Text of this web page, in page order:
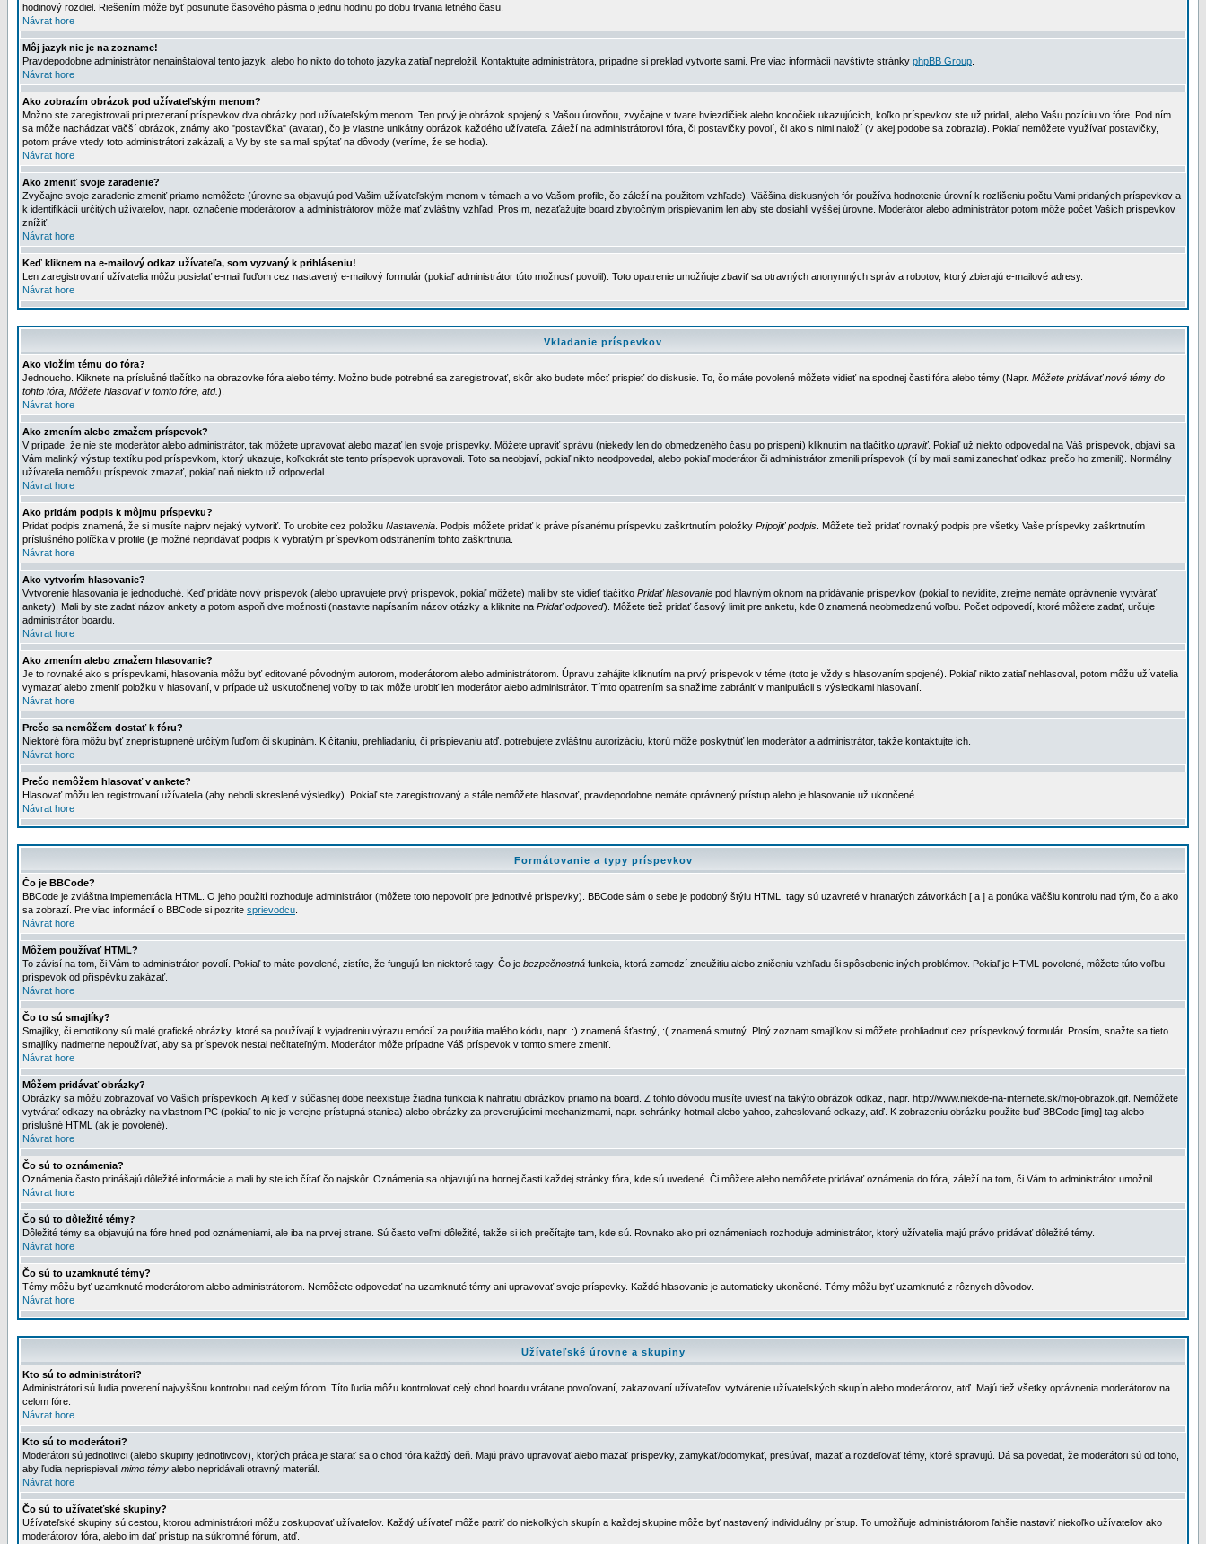
hodinový rozdiel. Riešením môže byť posunutie časového pásma o jednu hodinu po dobu trvania letného času.
Návrat hore
Môj jazyk nie je na zozname!
Pravdepodobne administrátor nenainštaloval tento jazyk, alebo ho nikto do tohoto jazyka zatiaľ nepreložil. Kontaktujte administrátora, prípadne si preklad vytvorte sami. Pre viac informácií navštívte stránky phpBB Group
Návrat hore
Ako zobrazím obrázok pod užívateľským menom?
Možno ste zaregistrovali pri prezeraní príspevkov dva obrázky pod užívateľským menom. Ten prvý je obrázok spojený s Vašou úrovňou, zvyčajne v tvare hviezdičiek alebo kocočiek ukazujúcich, koľko príspevkov ste už pridali, alebo Vašu pozíciu vo fóre. Pod ním
sa môže nachádzať väčší obrázok, známy ako "postavička" (avatar), čo je vlastne unikátny obrázok každého užívateľa. Záleží na administrátorovi fóra, či postavičky povolí, či ako s nimi naloží (v akej podobe sa zobrazia). Pokiaľ nemôžete využívať postavičky,
potom práve vtedy toto administrátori zakázali, a Vy by ste sa mali spýtať na dôvody (veríme, že se hodia).
Návrat hore
Ako zmeniť svoje zaradenie?
Zvyčajne svoje zaradenie zmeniť priamo nemôžete (úrovne sa objavujú pod Vašim užívateľským menom v témach a vo Vašom profile, čo záleží na použitom vzhľade). Väčšina diskusných fór používa hodnotenie úrovní k rozlíšeniu počtu Vami pridaných príspevkov a
k identifikácií určitých užívateľov, napr. označenie moderátorov a administrátorov môže mať zvláštny vzhľad. Prosím, nezaťažujte board zbytočným prispievaním len aby ste dosiahli vyššej úrovne. Moderátor alebo administrátor potom môže počet Vašich príspevkov
znížiť.
Návrat hore
Keď kliknem na e-mailový odkaz užívateľa, som vyzvaný k prihláseniu!
Len zaregistrovaní užívatelia môžu posielať e-mail ľuďom cez nastavený e-mailový formulár (pokiaľ administrátor túto možnosť povolil). Toto opatrenie umožňuje zbaviť sa otravných anonymných správ a robotov, ktorý zbierajú e-mailové adresy.
Návrat hore
Vkladanie príspevkov
Ako vložím tému do fóra?
Jednoucho. Kliknete na príslušné tlačítko na obrazovke fóra alebo témy. Možno bude potrebné sa zaregistrovať, skôr ako budete môcť prispieť do diskusie. To, čo máte povolené môžete vidieť na spodnej časti fóra alebo témy (Napr. Môžete pridávať nové témy do
tohto fóra, Môžete hlasovať v tomto fóre, atd.).
Návrat hore
Ako zmením alebo zmažem príspevok?
V prípade, že nie ste moderátor alebo administrátor, tak môžete upravovať alebo mazať len svoje príspevky. Môžete upraviť správu (niekedy len do obmedzeného času po prispení) kliknutím na tlačítko upraviť. Pokiaľ už niekto odpovedal na Váš príspevok, objaví sa
Vám malinký výstup textíku pod príspevkom, ktorý ukazuje, koľkokrát ste tento príspevok upravovali. Toto sa neobjaví, pokiaľ nikto neodpovedal, alebo pokiaľ moderátor či administrátor zmenili príspevok (tí by mali sami zanechať odkaz prečo ho zmenili). Normálny
užívatelia nemôžu príspevok zmazať, pokiaľ naň niekto už odpovedal.
Návrat hore
Ako pridám podpis k môjmu príspevku?
Pridať podpis znamená, že si musíte najprv nejaký vytvoriť. To urobíte cez položku Nastavenia . Podpis môžete pridať k práve písanému príspevku zaškrtnutím položky Pripojiť podpis . Môžete tiež pridať rovnaký podpis pre všetky Vaše príspevky zaškrtnutím
príslušného políčka v profile (je možné nepridávať podpis k vybratým príspevkom odstránením tohto zaškrtnutia.
Návrat hore
Ako vytvorím hlasovanie?
Vytvorenie hlasovania je jednoduché. Keď pridáte nový príspevok (alebo upravujete prvý príspevok, pokiaľ môžete) mali by ste vidieť tlačítko Pridať hlasovanie pod hlavným oknom na pridávanie príspevkov (pokiaľ to nevidíte, zrejme nemáte oprávnenie vytvárať
ankety). Mali by ste zadať názov ankety a potom aspoň dve možnosti (nastavte napísaním názov otázky a kliknite na Pridať odpoveď). Môžete tiež pridať časový limit pre anketu, kde 0 znamená neobmedzenú voľbu. Počet odpovedí, ktoré môžete zadať, určuje
administrátor boardu.
Návrat hore
Ako zmením alebo zmažem hlasovanie?
Je to rovnaké ako s príspevkami, hlasovania môžu byť editované pôvodným autorom, moderátorom alebo administrátorom. Úpravu zahájite kliknutím na prvý príspevok v téme (toto je vždy s hlasovaním spojené). Pokiaľ nikto zatiaľ nehlasoval, potom môžu užívatelia
vymazať alebo zmeniť položku v hlasovaní, v prípade už uskutočnenej voľby to tak môže urobiť len moderátor alebo administrátor. Tímto opatrením sa snažíme zabrániť v manipulácii s výsledkami hlasovaní.
Návrat hore
Prečo sa nemôžem dostať k fóru?
Niektoré fóra môžu byť zneprístupnené určitým ľuďom či skupinám. K čítaniu, prehliadaniu, či prispievaniu atď. potrebujete zvláštnu autorizáciu, ktorú môže poskytnúť len moderátor a administrátor, takže kontaktujte ich.
Návrat hore
Prečo nemôžem hlasovať v ankete?
Hlasovať môžu len registrovaní užívatelia (aby neboli skreslené výsledky). Pokiaľ ste zaregistrovaný a stále nemôžete hlasovať, pravdepodobne nemáte oprávnený prístup alebo je hlasovanie už ukončené.
Návrat hore
Formátovanie a typy príspevkov
Čo je BBCode?
BBCode je zvláštna implementácia HTML. O jeho použití rozhoduje administrátor (môžete toto nepovoliť pre jednotlivé príspevky). BBCode sám o sebe je podobný štýlu HTML, tagy sú uzavreté v hranatých zátvorkách [ a ] a ponúka väčšiu kontrolu nad tým, čo a ako
sa zobrazí. Pre viac informácií o BBCode si pozrite sprievodcu
Návrat hore
Môžem používať HTML?
To závisí na tom, či Vám to administrátor povolí. Pokiaľ to máte povolené, zistíte, že fungujú len niektoré tagy. Čo je bezpečnostná funkcia, ktorá zamedzí zneužitiu alebo zničeniu vzhľadu či spôsobenie iných problémov. Pokiaľ je HTML povolené, môžete túto voľbu
príspevok od příspěvku zakázať.
Návrat hore
Čo to sú smajlíky?
Smajlíky, či emotikony sú malé grafické obrázky, ktoré sa používají k vyjadreniu výrazu emócií za použitia malého kódu, napr. :) znamená šťastný, :( znamená smutný. Plný zoznam smajlíkov si môžete prohliadnuť cez príspevkový formulár. Prosím, snažte sa tieto
smajlíky nadmerne nepoužívať, aby sa príspevok nestal nečitateľným. Moderátor môže prípadne Váš príspevok v tomto smere zmeniť.
Návrat hore
Môžem pridávať obrázky?
Obrázky sa môžu zobrazovať vo Vašich príspevkoch. Aj keď v súčasnej dobe neexistuje žiadna funkcia k nahratiu obrázkov priamo na board. Z tohto dôvodu musíte uviesť na takýto obrázok odkaz, napr. http://www.niekde-na-internete.sk/moj-obrazok.gif. Nemôžete
vytvárať odkazy na obrázky na vlastnom PC (pokiaľ to nie je verejne prístupná stanica) alebo obrázky za preverujúcimi mechanizmami, napr. schránky hotmail alebo yahoo, zaheslované odkazy, atď. K zobrazeniu obrázku použite buď BBCode [img] tag alebo
príslušné HTML (ak je povolené).
Návrat hore
Čo sú to oznámenia?
Oznámenia často prinášajú dôležité informácie a mali by ste ich čítať čo najskôr. Oznámenia sa objavujú na hornej časti každej stránky fóra, kde sú uvedené. Či môžete alebo nemôžete pridávať oznámenia do fóra, záleží na tom, či Vám to administrátor umožnil.
Návrat hore
Čo sú to dôležité témy?
Dôležité témy sa objavujú na fóre hned pod oznámeniami, ale iba na prvej strane. Sú často veľmi dôležité, takže si ich prečítajte tam, kde sú. Rovnako ako pri oznámeniach rozhoduje administrátor, ktorý užívatelia majú právo pridávať dôležité témy.
Návrat hore
Čo sú to uzamknuté témy?
Témy môžu byť uzamknuté moderátorom alebo administrátorom. Nemôžete odpovedať na uzamknuté témy ani upravovať svoje príspevky. Každé hlasovanie je automaticky ukončené. Témy môžu byť uzamknuté z rôznych dôvodov.
Návrat hore
Užívateľské úrovne a skupiny
Kto sú to administrátori?
Administrátori sú ľudia poverení najvyššou kontrolou nad celým fórom. Títo ľudia môžu kontrolovať celý chod boardu vrátane povoľovaní, zakazovaní užívateľov, vytvárenie užívateľských skupín alebo moderátorov, atď. Majú tiež všetky oprávnenia moderátorov na
celom fóre.
Návrat hore
Kto sú to moderátori?
Moderátori sú jednotlivci (alebo skupiny jednotlivcov), ktorých práca je starať sa o chod fóra každý deň. Majú právo upravovať alebo mazať príspevky, zamykať/odomykať, presúvať, mazať a rozdeľovať témy, ktoré spravujú. Dá sa povedať, že moderátori sú od toho,
aby ľudia neprispievali mimo témy alebo nepridávali otravný materiál.
Návrat hore
Čo sú to užívateťské skupiny?
Užívateľské skupiny sú cestou, ktorou administrátori môžu zoskupovať užívateľov. Každý užívateľ môže patriť do niekoľkých skupín a každej skupine môže byť nastavený individuálny prístup. To umožňuje administrátorom ľahšie nastaviť niekoľko užívateľov ako
moderátorov fóra, alebo im dať prístup na súkromné fórum, atď.